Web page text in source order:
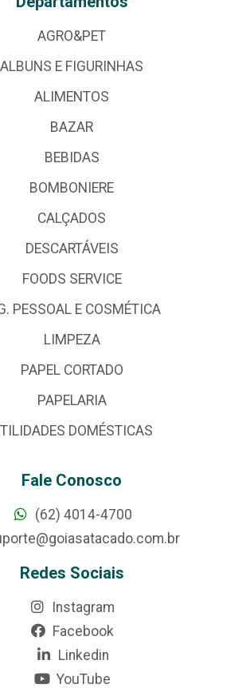
AGRO&PET
ALBUNS E FIGURINHAS
ALIMENTOS
BAZAR
BEBIDAS
BOMBONIERE
CALÇADOS
DESCARTÁVEIS
FOODS SERVICE
PESSOAL E COSMÉTICA
LIMPEZA
PAPEL CORTADO
PAPELARIA
DOMÉSTICAS
Fale Conosco
(62) 4014-4700
Redes Sociais
Instagram
Facebook
Linkedin
YouTube